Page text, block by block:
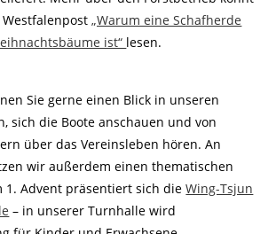
„Warum eine Schafherde
ist“ lesen.
Sie gerne einen Blick in unseren
sich die Boote anschauen und von
über das Vereinsleben hören. An
wir außerdem einen thematischen
1. Advent präsentiert sich dieWing-Tsjun
– in unserer Turnhalle wird